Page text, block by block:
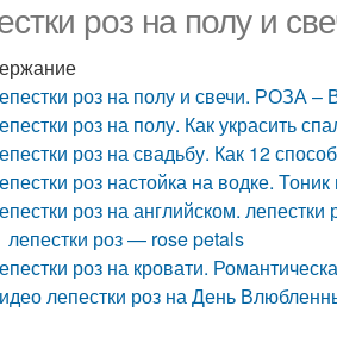
роз на полу и
роз на полу и свечи. РОЗА
роз на полу. Как украсить
роз на свадьбу. Как 12
роз настойка на водке.
роз на английском. лепестки
лепестки роз — rose petals
роз на кровати.
лепестки роз на День